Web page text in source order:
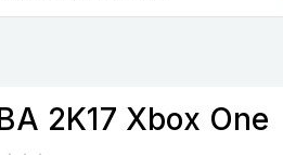
2K17 Xbox One